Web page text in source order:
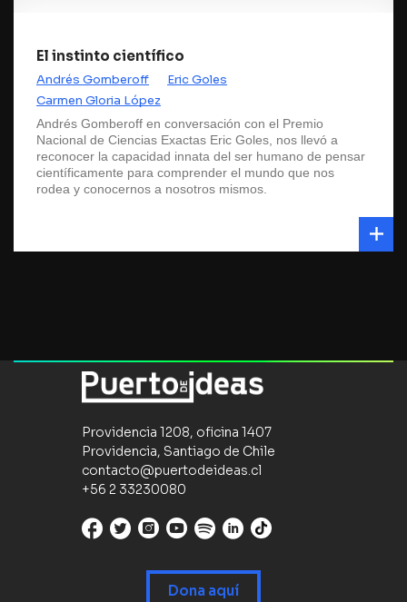
El instinto científico
Andrés Gomberoff
Eric Goles
Carmen Gloria López
Andrés Gomberoff en conversación con el Premio
Nacional de Ciencias Exactas Eric Goles, nos llevó a
reconocer la capacidad innata del ser humano de pensar
científicamente para comprender el mundo que nos
rodea y conocernos a nosotros mismos.
Providencia 1208, oficina 1407
Providencia, Santiago de Chile
contacto@puertodeideas.cl
+56 2 33230080
Dona aquí